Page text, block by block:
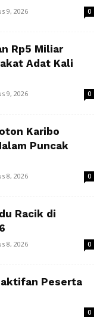
9, 2026 0
Rp5 Miliar
Adat Kali
9, 2026 0
Karibo
Puncak
8, 2026 0
Racik di
8, 2026 0
Peserta
0